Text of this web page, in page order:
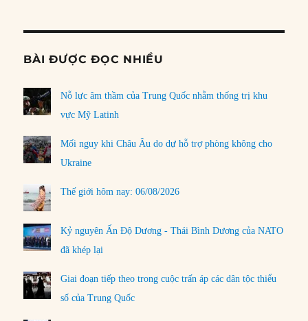
BÀI ĐƯỢC ĐỌC NHIỀU
Nỗ lực âm thầm của Trung Quốc nhằm thống trị khu
vực Mỹ Latinh
Mối nguy khi Châu Âu do dự hỗ trợ phòng không cho
Ukraine
Thế giới hôm nay: 06/08/2026
Kỷ nguyên Ấn Độ Dương - Thái Bình Dương của NATO
đã khép lại
Giai đoạn tiếp theo trong cuộc trấn áp các dân tộc thiểu
số của Trung Quốc